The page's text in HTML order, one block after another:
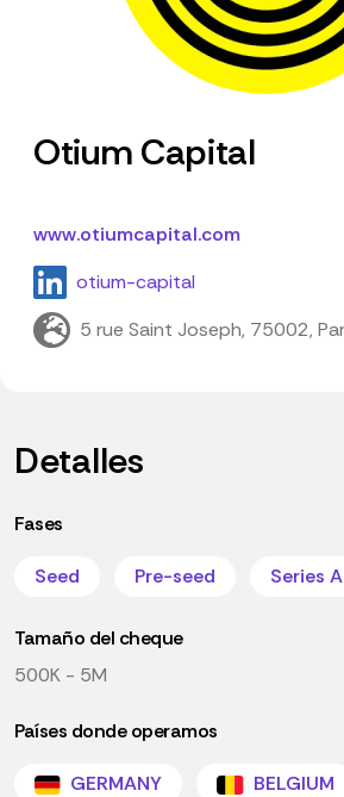
Otium Capital
www.otiumcapital.com
otium-capital
5 rue Saint Joseph, 75002,
Detalles
Fases
Seed Pre-seed Series A
Tamaño del cheque
500K - 5M
Países donde operamos
GERMANY
BELGIUM